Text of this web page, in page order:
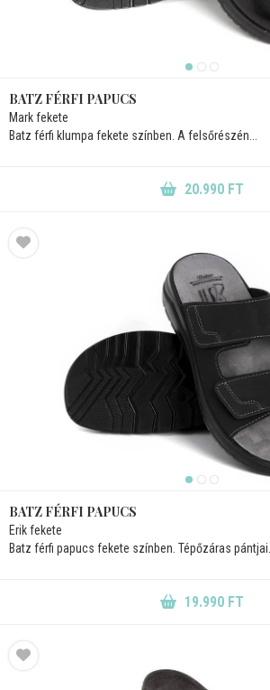
BATZ FÉRFI PAPUCS
Mark fekete
Batz férfi klumpa fekete színben. A felsőrészén...
20.990 FT
BATZ FÉRFI PAPUCS
Erik fekete
Batz férfi papucs fekete színben. Tépőzáras pántjai...
19.990 FT